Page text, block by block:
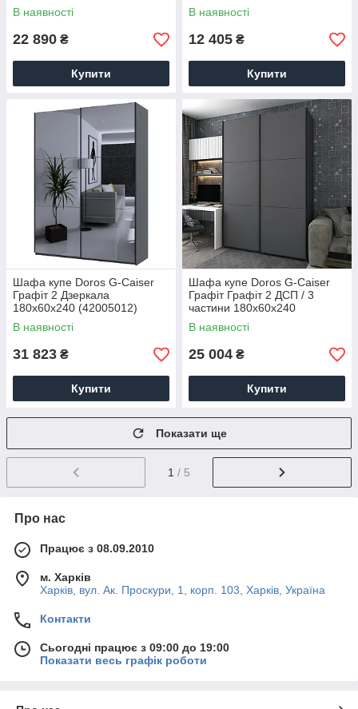
В наявності
22 890 ₴
Купити
В наявності
12 405 ₴
Купити
Шафа купе Doros G-Caiser
Графіт 2 Дзеркала
180х60х240 (42005012)
В наявності
31 823 ₴
Купити
Шафа купе Doros G-Caiser
Графіт Графіт 2 ДСП / 3
частини 180х60х240
(42005089)
В наявності
25 004 ₴
Купити
Показати ще
1 / 5
Про нас
Працює з 08.09.2010
м. Харків
Харків, вул. Ак. Проскури, 1, корп. 103, Харків, Україна
Контакти
Сьогодні працює з 09:00 до 19:00
Показати весь графік роботи